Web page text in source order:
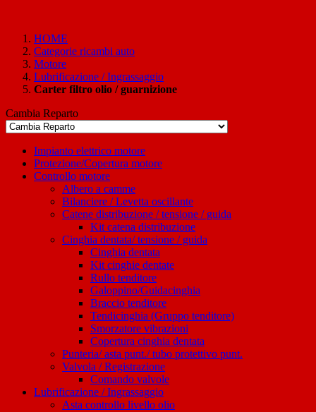
HOME
Categorie ricambi auto
Motore
Lubrificazione / Ingrassaggio
Carter filtro olio / guarnizione
Cambia Reparto
Impianto elettrico motore
Protezione/Copertura motore
Controllo motore
Albero a camme
Bilanciere / Levetta oscillante
Catene distribuzione / tensione / guida
Kit catena distribuzione
Cinghia dentata/ tensione / guida
Cinghia dentata
Kit cinghie dentate
Rullo tenditore
Galoppino/Guidacinghia
Braccio tenditore
Tendicinghia (Gruppo tenditore)
Smorzatore vibrazioni
Copertura cinghia dentata
Punteria/ asta punt./ tubo protettivo punt.
Valvola / Registrazione
Comando valvole
Lubrificazione / Ingrassaggio
Asta controllo livello olio